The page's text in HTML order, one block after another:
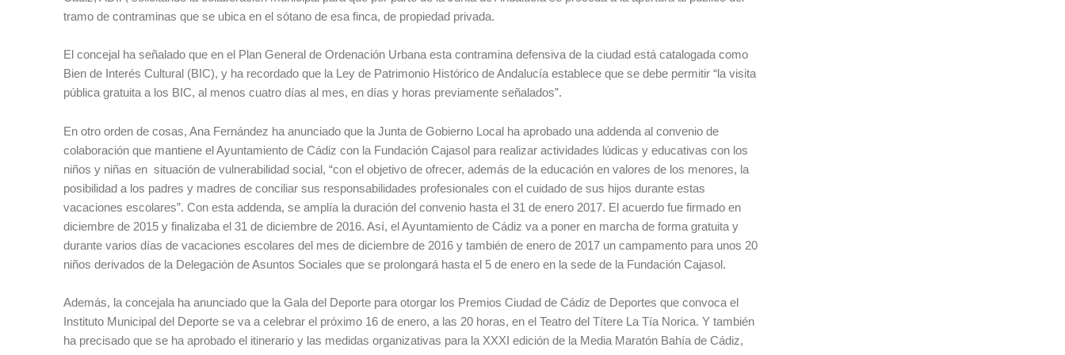
tramo de contraminas que se ubica en el sótano de esa finca, de propiedad privada.
El concejal ha señalado que en el Plan General de Ordenación Urbana esta contramina defensiva de la ciudad está catalogada como
Bien de Interés Cultural (BIC), y ha recordado que la Ley de Patrimonio Histórico de Andalucía establece que se debe permitir “la visita
pública gratuita a los BIC, al menos cuatro días al mes, en días y horas previamente señalados”.
En otro orden de cosas, Ana Fernández ha anunciado que la Junta de Gobierno Local ha aprobado una addenda al convenio de
colaboración que mantiene el Ayuntamiento de Cádiz con la Fundación Cajasol para realizar actividades lúdicas y educativas con los
niños y niñas en situación de vulnerabilidad social, “con el objetivo de ofrecer, además de la educación en valores de los menores, la
posibilidad a los padres y madres de conciliar sus responsabilidades profesionales con el cuidado de sus hijos durante estas
vacaciones escolares”. Con esta addenda, se amplía la duración del convenio hasta el 31 de enero 2017. El acuerdo fue firmado en
diciembre de 2015 y finalizaba el 31 de diciembre de 2016. Así, el Ayuntamiento de Cádiz va a poner en marcha de forma gratuita y
durante varios días de vacaciones escolares del mes de diciembre de 2016 y también de enero de 2017 un campamento para unos 20
niños derivados de la Delegación de Asuntos Sociales que se prolongará hasta el 5 de enero en la sede de la Fundación Cajasol.
Además, la concejala ha anunciado que la Gala del Deporte para otorgar los Premios Ciudad de Cádiz de Deportes que convoca el
Instituto Municipal del Deporte se va a celebrar el próximo 16 de enero, a las 20 horas, en el Teatro del Títere La Tía Norica. Y también
ha precisado que se ha aprobado el itinerario y las medidas organizativas para la XXXI edición de la Media Maratón Bahía de Cádiz,